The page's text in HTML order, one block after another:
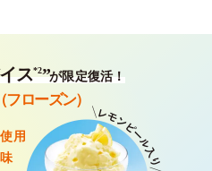
ス*2”が限定復活！
フローズン）
用